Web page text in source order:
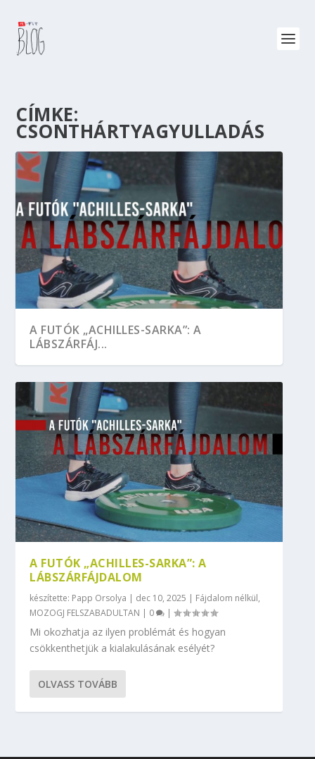
CÍMKE:
CSONTHÁRTYAGYULLADÁS
A FUTÓK „ACHILLES-SARKA”: A
LÁBSZÁRFÁJ...
A FUTÓK „ACHILLES-SARKA”: A
LÁBSZÁRFÁJDALOM
készítette: Papp Orsolya | dec 10, 2025 | Fájdalom nélkül,
MOZOGJ FELSZABADULTAN | 0 |
Mi okozhatja az ilyen problémát és hogyan
csökkenthetjük a kialakulásának esélyét?
OLVASS TOVÁBB